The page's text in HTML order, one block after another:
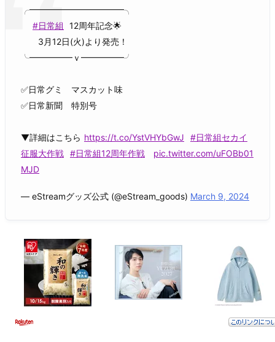
╭━━━━━━━━━━━╮
#日常組
12周年記念🌟
3月12日(火)より発売！
╰━━━━━ｖ━━━━━╯
✅日常グミ マスカット味
✅日常新聞 特別号
▼詳細はこちら https://t.co/YstVHYbGwJ
#日常組セカイ
征服大作戦 #日常組12周年作戦
pic.twitter.com/uFOBb01
MJD
— eStreamグッズ公式 (@eStream_goods) March 9, 2024